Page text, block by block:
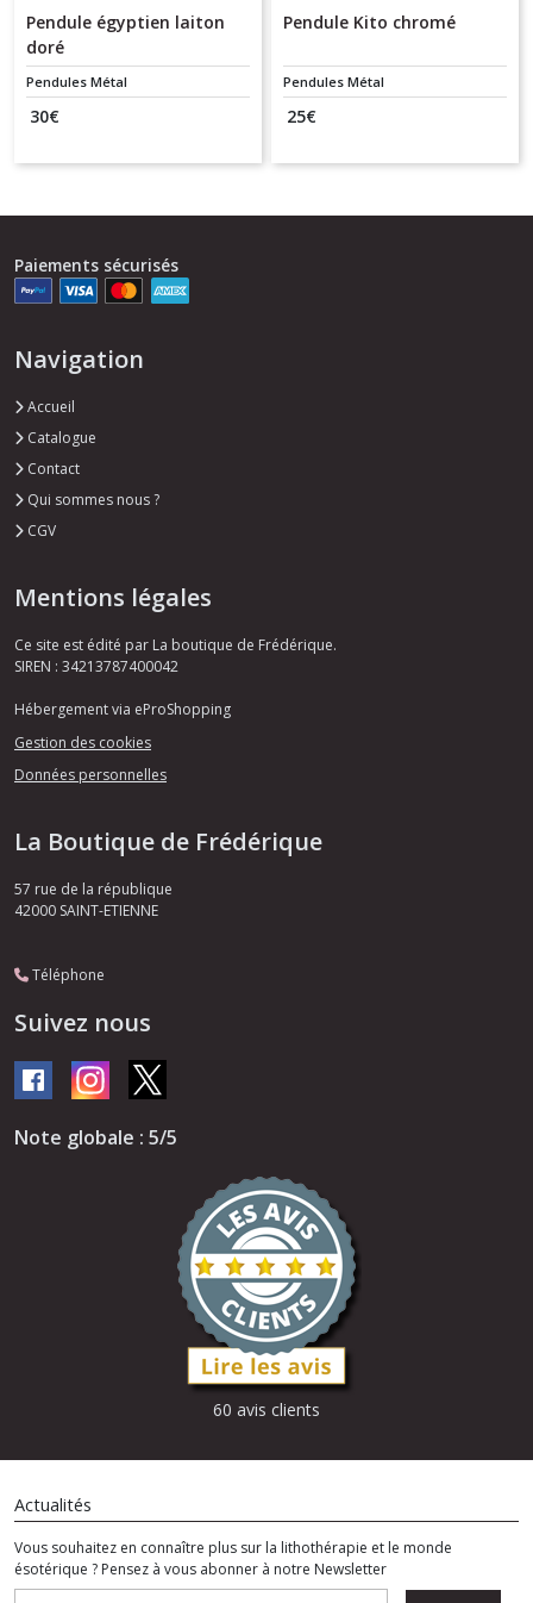
Pendule égyptien laiton
doré
Pendules Métal
30€
Pendule Kito chromé
Pendules Métal
25€
Paiements sécurisés
Navigation
Accueil
Catalogue
Contact
Qui sommes nous ?
CGV
Mentions légales
Ce site est édité par La boutique de Frédérique.
SIREN : 34213787400042
Hébergement via eProShopping
Gestion des cookies
Données personnelles
La Boutique de Frédérique
57 rue de la république
42000 SAINT-ETIENNE
Téléphone
Suivez nous
Note globale : 5/5
60 avis clients
Actualités
Vous souhaitez en connaître plus sur la lithothérapie et le monde
ésotérique ? Pensez à vous abonner à notre Newsletter